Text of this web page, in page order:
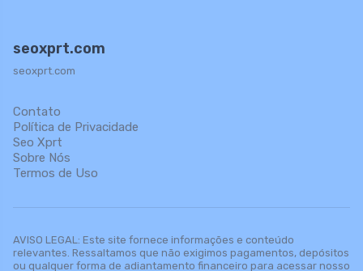
seoxprt.com
seoxprt.com
Contato
Política de Privacidade
Seo Xprt
Sobre Nós
Termos de Uso
AVISO LEGAL: Este site fornece informações e conteúdo
relevantes. Ressaltamos que não exigimos pagamentos, depósitos
ou qualquer forma de adiantamento financeiro para acessar nosso